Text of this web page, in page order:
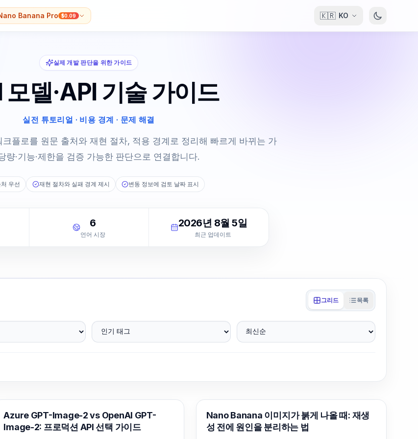
Banana Pro $0.09 🇰🇷 KO
실제 개발 판단을 위한 가이드
모델·API 기술 가이드
실전 튜토리얼 · 비용 경계 · 문제 해결
플로를 원문 출처와 재현 절차, 적용 경계로 정리해 빠르게 바뀌는 가
량·기능·제한을 검증 가능한 판단으로 연결합니다.
우선 재현 절차와 실패 경계 제시 변동 정보에 검토 날짜 표시
6
언어 시장
2026년 8월 5일
최근 업데이트
그리드 목록
인기 태그 최신순
AI 이미지 생성
Azure GPT-Image-2 vs OpenAI GPT-
Image-2: 프로덕션 API 선택 가이드
AI 이미지 생성
Nano Banana 이미지가 붉게 나올 때: 재생
성 전에 원인을 분리하는 법